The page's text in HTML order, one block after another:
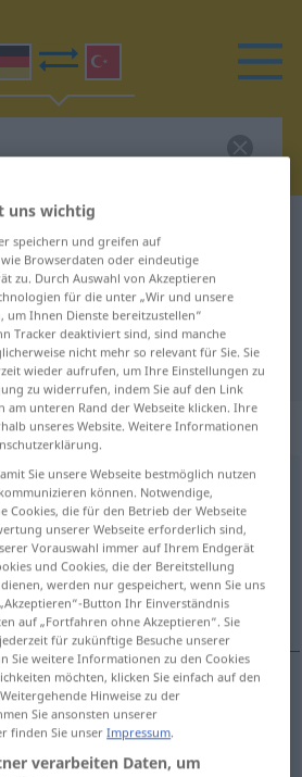
Übersetzung für
Übersetzung
: Adjektiv, adjektivisch
anklicken/antippen)
FIG
uns wichtig
speichern und greifen auf
Browserdaten oder eindeutige
zu. Durch Auswahl von Akzeptieren
für die unter „Wir und unsere
um Ihnen Dienste bereitzustellen“
Tracker deaktiviert sind, sind manche
nicht mehr so relevant für Sie. Sie
wieder aufrufen, um Ihre Einstellungen zu
zu widerrufen, indem Sie auf den Link
am unteren Rand der Webseite klicken. Ihre
unseres Website. Weitere Informationen
Sie unsere Webseite bestmöglich nutzen
können. Notwendige,
Cookies, die für den Betrieb der Webseite
unserer Webseite erforderlich sind,
Vorauswahl immer auf Ihrem Endgerät
und Cookies, die der Bereitstellung
werden nur gespeichert, wenn Sie uns
Button Ihr Einverständnis
auf „Fortfahren ohne Akzeptieren“. Sie
für zukünftige Besuche unserer
Sie weitere Informationen zu den Cookies
möchten, klicken Sie einfach auf den
Hinweise zu der
Sie ansonsten unserer
finden Sie unserImpressum.
verarbeiten Daten, um